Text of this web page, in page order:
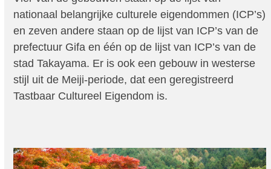
nationaal belangrijke culturele eigendommen (ICP’s)
en zeven andere staan op de lijst van ICP’s van de
prefectuur Gifa en één op de lijst van ICP’s van de
stad Takayama. Er is ook een gebouw in westerse
stijl uit de Meiji-periode, dat een geregistreerd
Tastbaar Cultureel Eigendom is.